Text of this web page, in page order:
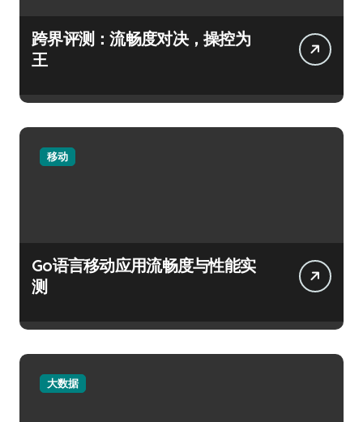
跨界评测：流畅度对决，操控为
王
移动
Go语言移动应用流畅度与性能实
测
大数据